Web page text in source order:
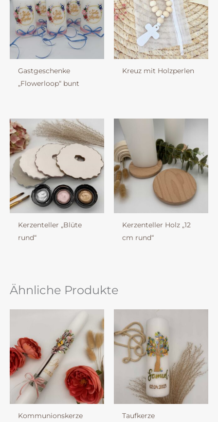
Gastgeschenke
„Flowerloop“ bunt
Kreuz mit Holzperlen
Kerzenteller „Blüte
rund“
Kerzenteller Holz „12
cm rund“
Ähnliche Produkte
Kommunionskerze
Taufkerze